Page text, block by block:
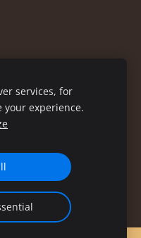
services, for
your experience.